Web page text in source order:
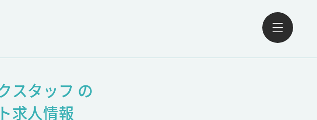
スタッフ の
求人情報